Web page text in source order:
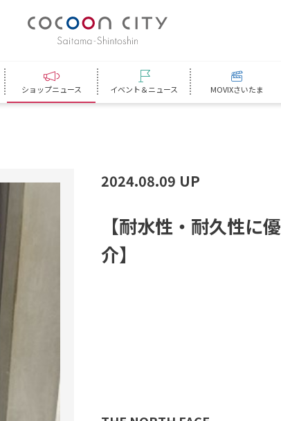
ショップニュース イベント＆ニュース MOVIXさいたま
2024.08.09 UP
【耐水性 ・ 耐久性に優
介】